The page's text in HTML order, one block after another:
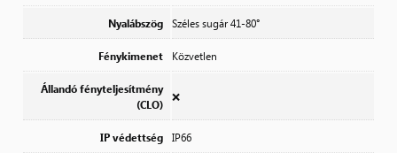
Nyalábszög Széles sugár 41-80°
Fénykimenet Közvetlen
Állandó fényteljesítmény
(CLO)
❌
IP védettség IP66